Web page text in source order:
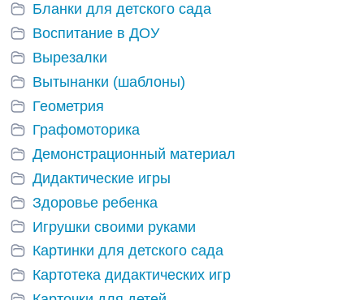
Бланки для детского сада
Воспитание в ДОУ
Вырезалки
Вытынанки (шаблоны)
Геометрия
Графомоторика
Демонстрационный материал
Дидактические игры
Здоровье ребенка
Игрушки своими руками
Картинки для детского сада
Картотека дидактических игр